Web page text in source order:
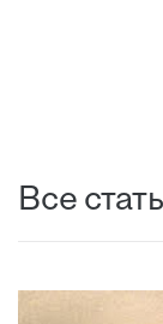
Все